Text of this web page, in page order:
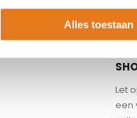
Alles toestaan
Let
een